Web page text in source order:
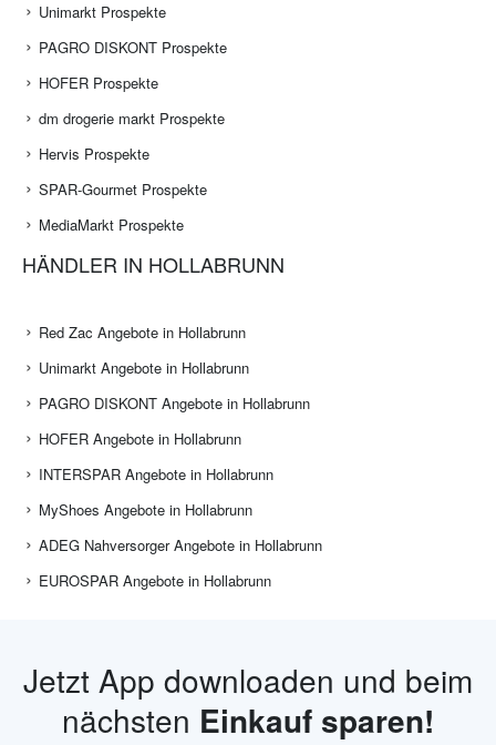
Unimarkt Prospekte
PAGRO DISKONT Prospekte
HOFER Prospekte
dm drogerie markt Prospekte
Hervis Prospekte
SPAR-Gourmet Prospekte
MediaMarkt Prospekte
HÄNDLER IN HOLLABRUNN
Red Zac Angebote in Hollabrunn
Unimarkt Angebote in Hollabrunn
PAGRO DISKONT Angebote in Hollabrunn
HOFER Angebote in Hollabrunn
INTERSPAR Angebote in Hollabrunn
MyShoes Angebote in Hollabrunn
ADEG Nahversorger Angebote in Hollabrunn
EUROSPAR Angebote in Hollabrunn
Jetzt App downloaden und beim
nächsten Einkauf sparen!